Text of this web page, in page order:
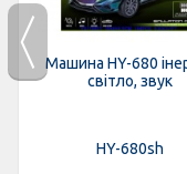
Машина HY-680
світло, звук
HY-680sh